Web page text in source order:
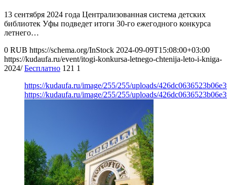
13 сентября 2024 года Централизованная система детских
библиотек Уфы подведет итоги 30-го ежегодного конкурса
летнего…
0 RUB https://schema.org/InStock 2024-09-09T15:08:00+03:00
https://kudaufa.ru/event/itogi-konkursa-letnego-chtenija-leto-i-kniga-
2024/ Бесплатно 121 1
https://kudaufa.ru/image/255/255/uploads/
https://kudaufa.ru/image/255/255/uploads/